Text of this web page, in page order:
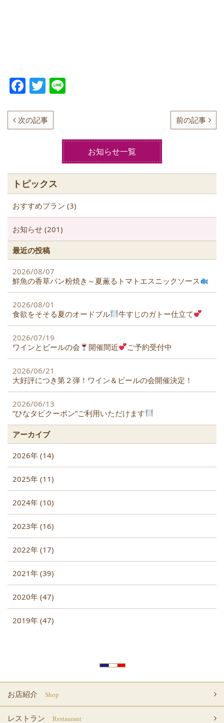
F
c
e
o
k
T
itt
er
次の記事 前の記事
お知らせ一覧
トピックス
おすすめプラン (3)
お知らせ (201)
最近の投稿
2026/08/07
鮮魚の香草パン粉焼き～夏薫るトマトエスニックソース
2026/08/01
食欲をそそる夏のオードブル
牛すじのガトー仕立て
2026/07/19
ワインとビールの会
開催間近 ご予約受付中
2026/06/21
大好評につき第２弾！ワイン＆ビールの会開催決定！
2026/06/13
”ひなタビクーポン”ご利用いただけます
アーカイブ
2026年 (14)
2025年 (11)
2024年 (10)
2023年 (16)
2022年 (17)
2021年 (39)
2020年 (47)
2019年 (47)
お店紹介 Shop
レストラン Restaurant